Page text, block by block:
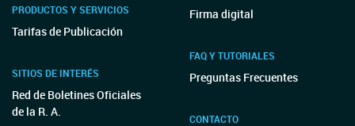
PRODUCTOS Y SERVICIOS
Tarifas de Publicación
SITIOS DE INTERÉS
Red de Boletines Oficiales
de la R. A.
Firma digital
FAQ Y TUTORIALES
Preguntas Frecuentes
CONTACTO